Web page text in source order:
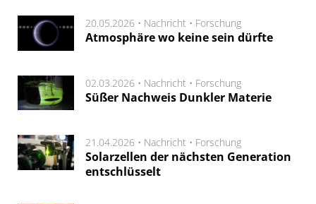
20.05.2026 • Nachricht • Forschung
Atmosphäre wo keine sein dürfte
02.03.2026 • Nachricht • Forschung
Süßer Nachweis Dunkler Materie
21.04.2026 • Nachricht • Forschung
Solarzellen der nächsten Generation
entschlüsselt